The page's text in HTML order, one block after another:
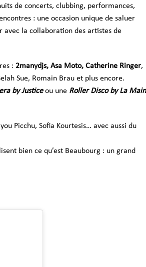
de concerts, clubbing, performances,
: une occasion unique de saluer
avec la collaboration des artistes de
: 2manydjs, Asa Moto, Catherine Ringer,
Sue, Romain Brau et plus encore.
by Justice ou une Roller Disco by La Main
Picchu, Sofia Kourtesis… avec aussi du
bien ce qu’est Beaubourg : un grand